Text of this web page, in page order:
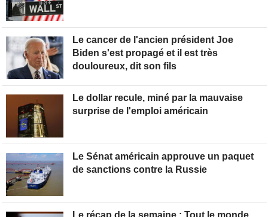
Le cancer de l'ancien président Joe
Biden s'est propagé et il est très
douloureux, dit son fils
Le dollar recule, miné par la mauvaise
surprise de l'emploi américain
Le Sénat américain approuve un paquet
de sanctions contre la Russie
Le récap de la semaine : Tout le monde